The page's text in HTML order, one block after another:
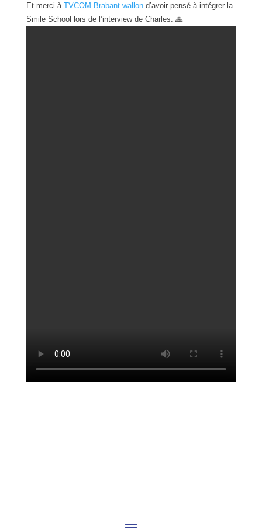
Et merci à TVCOM Brabant wallond’avoir pensé à intégrer la
Smile School lors de l’interview de Charles. 🙏